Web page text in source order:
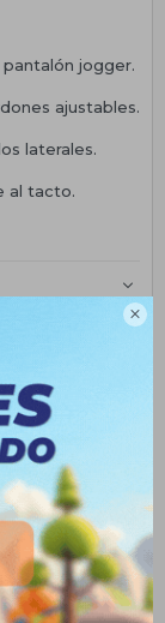

pantalón jogger.
ajustables.
laterales.
al tacto.
interesar